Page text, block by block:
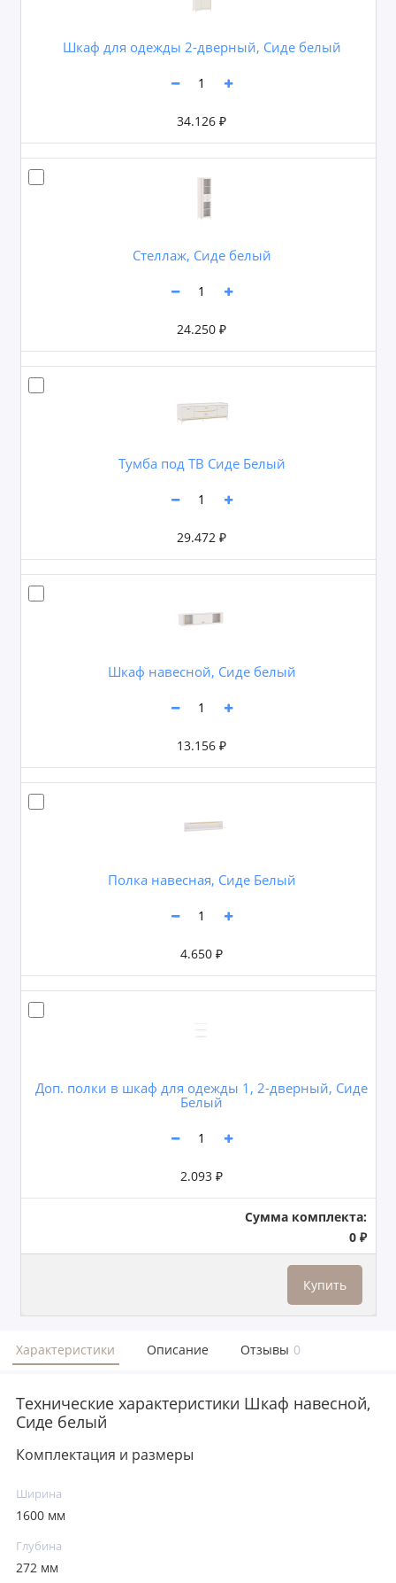
Шкаф для одежды 2-дверный, Сиде белый
34.126 ₽
Стеллаж, Сиде белый
24.250 ₽
Тумба под ТВ Сиде Белый
29.472 ₽
Шкаф навесной, Сиде белый
13.156 ₽
Полка навесная, Сиде Белый
4.650 ₽
Доп. полки в шкаф для одежды 1, 2-дверный, Сиде
Белый
2.093 ₽
Сумма комплекта:
0 ₽
Купить
Характеристики Описание Отзывы 0
Технические характеристики Шкаф навесной,
Сиде белый
Комплектация и размеры
Ширина
1600 мм
Глубина
272 мм